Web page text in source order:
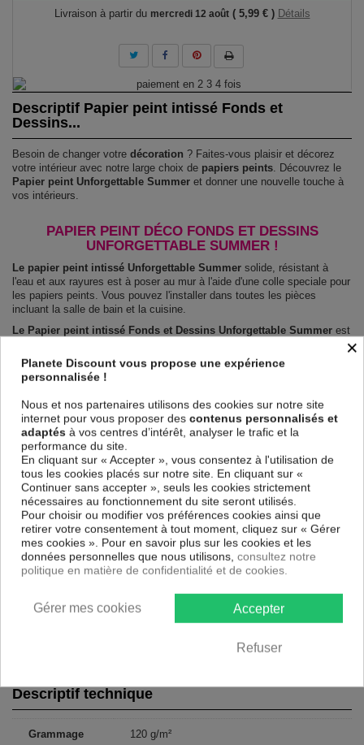
Livraison à partir du mercredi 12 août ( 5,99 € ) Détails
Descriptif Papier peint intissé Fonds et
Dessins...
Besoin de changer votre décoration ? Faites-vous plaisir et décorez
votre intérieur avec notre large choix de papiers peints. Découvrez le
Papier peint Unforgettable Summer et donner une nouvelle touche à
vos intérieurs.
PAPIER PEINT DÉCO FONDS ET DESSINS
UNFORGETTABLE SUMMER !
Le papier peint intissé Unforgettable Summer solide, résistant à
l'eau et aux rayures est à poser au mur à l'aide d'une colle speciale pour
les papiers peints. Vous pouvez l'installer dans toutes les pièces
incluant la salle de bain et la cuisine.
Le Papier peint intissé Fonds et Dessins Unforgettable Summer est
enfants. Impression haute qualité : impression numérique en résolution
de 600dpi. Les couleurs sont vives et l’impression est résistante à l'eau
et très durable.
Le papier peint dispose d'une surface demi terne, il couvre les
imperfections et laisse respirer le mur.
Notre large choix de papiers peints tendances et modernes constituent
un moyen simple et pas cher de donner une nouvelle touche à vos
intérieurs, il y en a pour tous les goût.
Emballage sécurisé pour la livraison
Avant d’être envoyé, le papier peint est enroulé et mis dans un gros
carton.
Montage facile : Chaque papier peint est partagé en lés de 50 cm.
Poids: 120 g/m2
Dimensions des panneaux Unforgettable Summer :
100x70: 50x70 50x70
150x105: 50x105 50x105 50x105
250x175: 50x175 50x175 50x175 50x175 50x175
300x210: 50x210 50x210 50x210 50x210 50x210 50x210
400x280: 50x280 50x280 50x280 50x280 50x280 50x280 50x280
Descriptif technique
Grammage 120 g/m²
×
Planete Discount vous propose une expérience
personnalisée !
Nous et nos partenaires utilisons des cookies sur notre site
internet pour vous proposer des contenus personnalisés et
adaptés à vos centres d’intérêt, analyser le trafic et la
performance du site.
En cliquant sur « Accepter », vous consentez à l'utilisation de
tous les cookies placés sur notre site. En cliquant sur «
Continuer sans accepter », seuls les cookies strictement
nécessaires au fonctionnement du site seront utilisés.
Pour choisir ou modifier vos préférences cookies ainsi que
retirer votre consentement à tout moment, cliquez sur « Gérer
mes cookies ». Pour en savoir plus sur les cookies et les
données personnelles que nous utilisons, consultez notre
politique en matière de confidentialité et de cookies.
Accepter
Refuser
Gérer mes cookies